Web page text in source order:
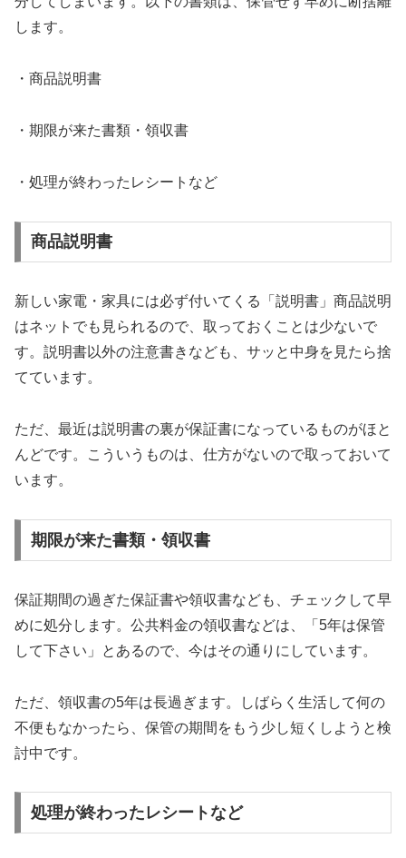
します。
・商品説明書
・期限が来た書類・領収書
・処理が終わったレシートなど
商品説明書
新しい家電・家具には必ず付いてくる「説明書」商品説明
はネットでも見られるので、取っておくことは少ないで
す。説明書以外の注意書きなども、サッと中身を見たら捨
てています。
ただ、最近は説明書の裏が保証書になっているものがほと
んどです。こういうものは、仕方がないので取っておいて
います。
期限が来た書類・領収書
保証期間の過ぎた保証書や領収書なども、チェックして早
めに処分します。公共料金の領収書などは、「5年は保管
して下さい」とあるので、今はその通りにしています。
ただ、領収書の5年は長過ぎます。しばらく生活して何の
不便もなかったら、保管の期間をもう少し短くしようと検
討中です。
処理が終わったレシートなど